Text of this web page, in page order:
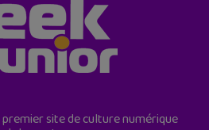
site de culture numérique